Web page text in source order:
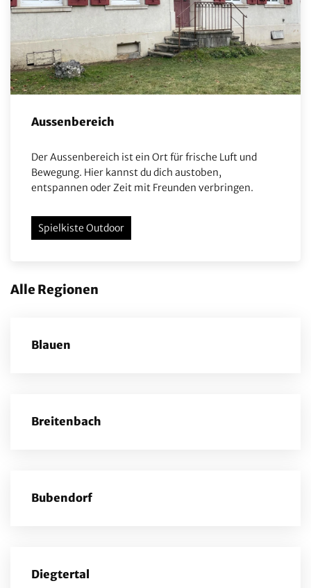
Aussenbereich
Der Aussenbereich ist ein Ort für frische Luft und
Bewegung. Hier kannst du dich austoben,
entspannen oder Zeit mit Freunden verbringen.
Spielkiste Outdoor
Alle Regionen
Blauen
Breitenbach
Bubendorf
Diegtertal